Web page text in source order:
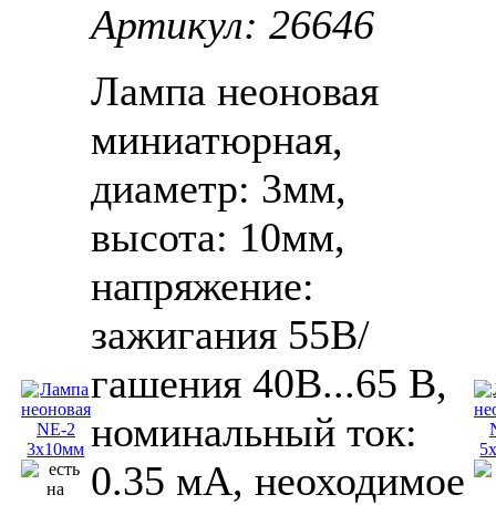
Артикул: 26646
Лампа неоновая
миниатюрная,
диаметр: 3мм,
высота: 10мм,
напряжение:
зажигания 55В/
гашения 40В...65 В,
номинальный ток:
0.35 мА, неоходимое